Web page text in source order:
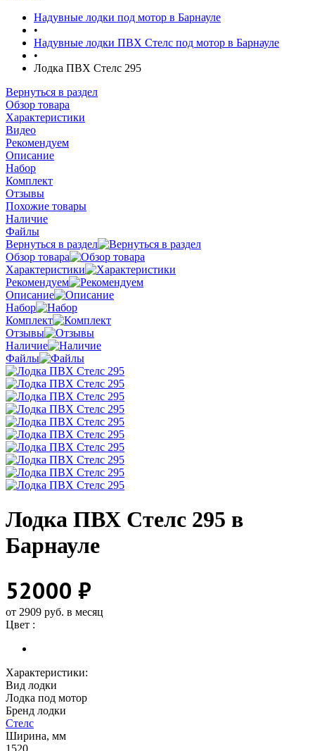
Надувные лодки под мотор в Барнауле
•
Надувные лодки ПВХ Стелс под мотор в Барнауле
•
Лодка ПВХ Стелс 295
Вернуться в раздел
Обзор товара
Характеристики
Видео
Рекомендуем
Описание
Набор
Комплект
Отзывы
Похожие товары
Наличие
Файлы
Вернуться в раздел
Обзор товара
Характеристики
Рекомендуем
Описание
Набор
Комплект
Отзывы
Наличие
Файлы
Лодка ПВХ Стелс 295 в
Барнауле
52000 ₽
от 2909 руб. в месяц
Цвет :
Характеристики:
Вид лодки
Лодка под мотор
Бренд лодки
Стелс
Ширина, мм
1520